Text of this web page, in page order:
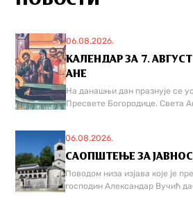
06.08.2026.
КАЛЕНДАР ЗА 7.
АНЕ
На данашњи дан празнује се
Пресвете Богородице. Света
06.08.2026.
САОПШТЕЊЕ ЗА
Поводом низа изјава које је
господин Александар Вучић